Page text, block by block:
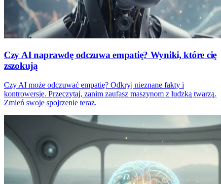
Czy AI naprawdę odczuwa empatię? Wyniki, które cię
zszokują
Czy AI może odczuwać empatię? Odkryj nieznane fakty i
kontrowersje. Przeczytaj, zanim zaufasz maszynom z ludzką twarzą.
Zmień swoje spojrzenie teraz.